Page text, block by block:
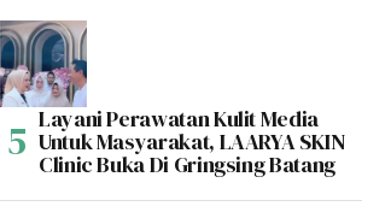
Layani Perawatan Kulit Media
Untuk Masyarakat, LAARYA SKIN
Clinic Buka Di Gringsing Batang